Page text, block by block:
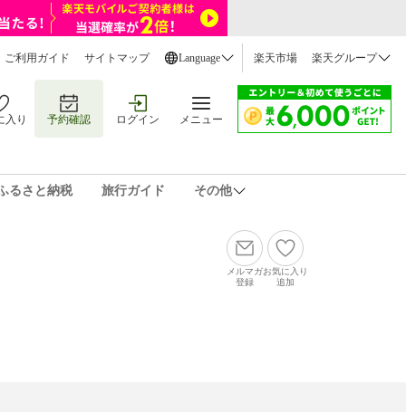
ご利用ガイド サイトマップ Language 楽天市場 楽天グループ
入り 予約確認 ログイン メニュー
るさと納税 旅行ガイド その他
メルマガ
登録
お気に入り
追加